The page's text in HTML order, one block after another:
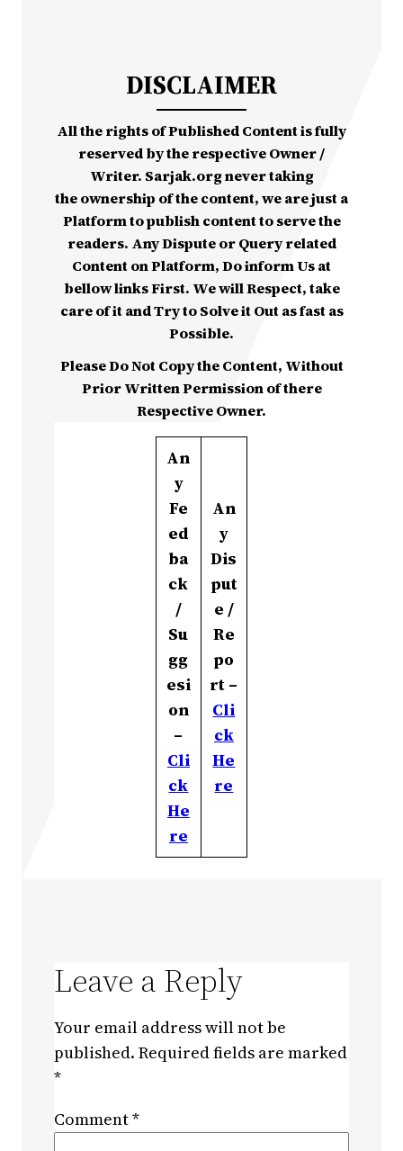
DISCLAIMER
All the rights of Published Content is fully
reserved by the respective Owner /
Writer. Sarjak.org never taking
the ownership of the content, we are just a
Platform to publish content to serve the
readers. Any Dispute or Query related
Content on Platform, Do inform Us at
bellow links First. We will Respect, take
care of it and Try to Solve it Out as fast as
Possible.
Please Do Not Copy the Content, Without
Prior Written Permission of there
Respective Owner.
An
y
Fe
ed
ba
ck
/
Su
gg
esi
on
–
Cli
ck
He
re
An
y
Dis
put
e /
Re
po
rt –
Cli
ck
He
re
Leave a Reply
Your email address will not be
published. Required fields are marked
*
Comment*